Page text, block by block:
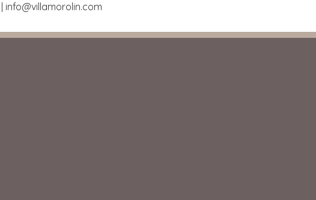
info@villamorolin.com